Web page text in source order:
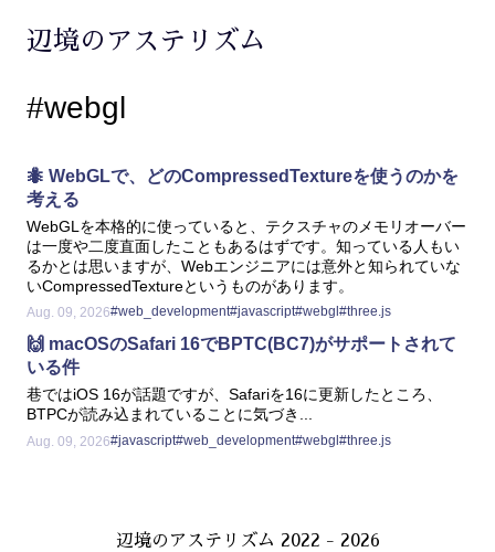
辺境のアステリズム
#webgl
🐜 WebGLで、どのCompressedTextureを使うのかを
考える
WebGLを本格的に使っていると、テクスチャのメモリオーバー
は一度や二度直面したこともあるはずです。知っている人もい
るかとは思いますが、Webエンジニアには意外と知られていな
いCompressedTextureというものがあります。
Aug. 09, 2026#web_development#javascript#webgl #three.js
🙌 macOSのSafari 16でBPTC(BC7)がサポートされて
いる件
巷ではiOS 16が話題ですが、Safariを16に更新したところ、
BTPCが読み込まれていることに気づき...
Aug. 09, 2026#javascript#web_development#webgl#three.js
辺境のアステリズム 2022 - 2026